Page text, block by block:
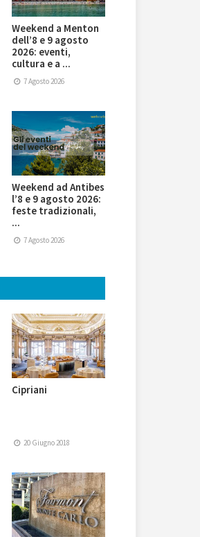
Weekend a Menton
dell’8 e 9 agosto
2026: eventi,
cultura e a ...
7 Agosto 2026
Weekend ad Antibes
l’8 e 9 agosto 2026:
feste tradizionali,
...
7 Agosto 2026
Cipriani
20 Giugno 2018